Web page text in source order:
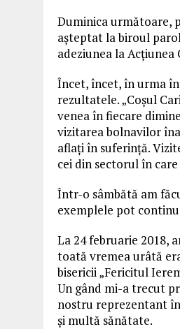
Duminica următoare,
așteptat la biroul
adeziunea la
Încet, încet, în urma
rezultatele. „Coșul
venea în fiecare
vizitarea bolnavilor
aflați în suferință.
cei din sectorul în
Într-o sâmbătă am
exemplele pot
La 24 februarie 2018,
toată vremea urâtă
bisericii „Fericitul
Un gând mi-a trecut
nostru reprezentant
și multă sănătate.